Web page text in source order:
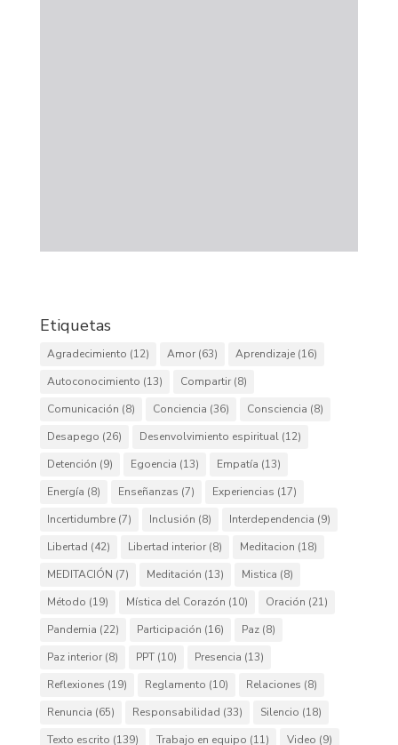
Etiquetas
Agradecimiento (12) Amor(63) Aprendizaje(16)
Autoconocimiento (13) Compartir(8)
Comunicación (8) Conciencia (36) Consciencia (8)
Desapego (26) Desenvolvimiento espiritual(12)
Detención (9) Egoencia (13) Empatía (13)
Energía (8) Enseñanzas (7) Experiencias (17)
Incertidumbre(7) Inclusión (8) Interdependencia (9)
Libertad (42) Libertad interior(8) Meditacion (18)
MEDITACIÓN (7) Meditación (13) Mistica (8)
Método (19) Mística del Corazón (10) Oración (21)
Pandemia (22) Participación (16) Paz(8)
Paz interior(8) PPT(10) Presencia (13)
Reflexiones (19) Reglamento (10) Relaciones (8)
Renuncia (65) Responsabilidad (33) Silencio (18)
Texto escrito (139) Trabajo en equipo (11) Video (9)